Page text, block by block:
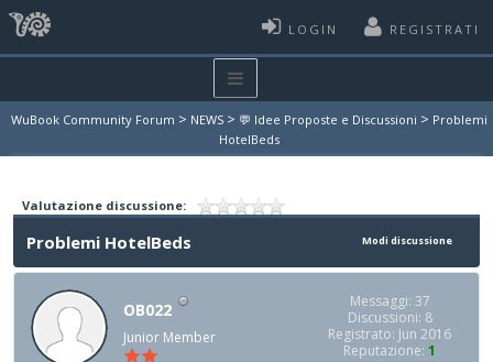
LOGIN REGISTRATI
WuBook Community Forum > NEWS > 💬 Idee Proposte e Discussioni > Problemi
HotelBeds
Valutazione discussione:
Modi discussione
Problemi HotelBeds
OB022
Junior Member
Messaggi: 37
Discussioni: 8
Registrato: Jun 2016
Reputazione: 1